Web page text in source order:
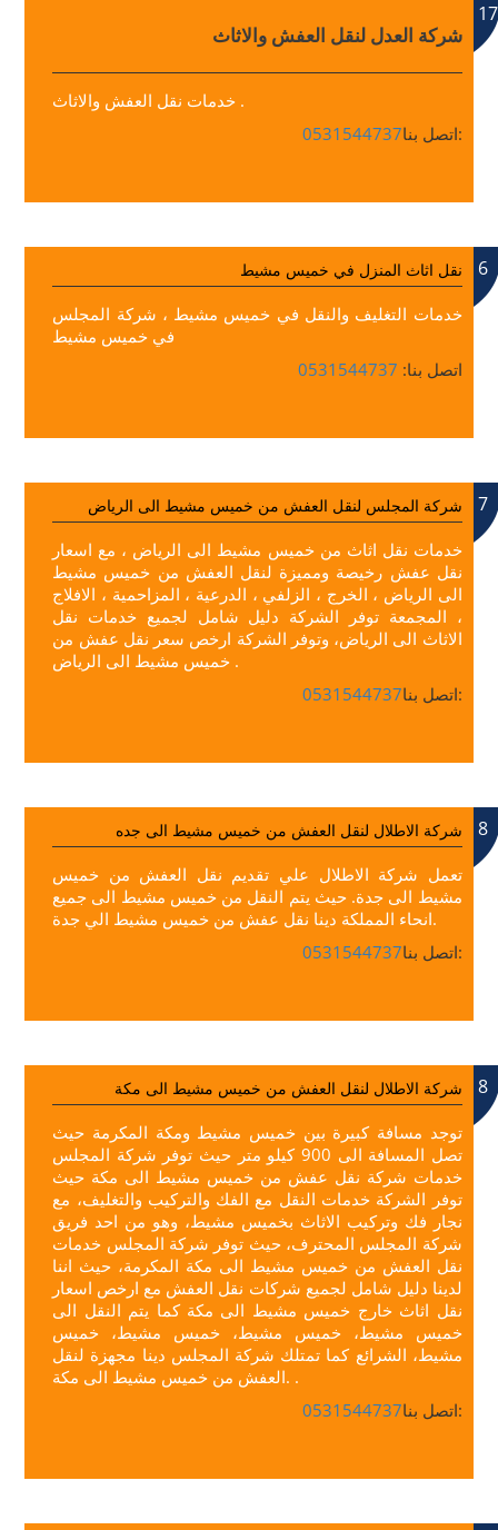
17
شركة العدل لنقل العفش والاثاث
خدمات نقل العفش والاثاث .
0531544737
اتصل بنا:
6 نقل اثاث المنزل في خميس مشيط
خدمات التغليف والنقل في خميس مشيط ، شركة المجلس
في خميس مشيط
اتصل بنا: 0531544737
7 شركة المجلس لنقل العفش من خميس مشيط الى الرياض
خدمات نقل اثاث من خميس مشيط الى الرياض ، مع اسعار
نقل عفش رخيصة ومميزة لنقل العفش من خميس مشيط
الى الرياض ، الخرج ، الزلفي ، الدرعية ، المزاحمية ، الافلاج
، المجمعة توفر الشركة دليل شامل لجميع خدمات نقل
الاثاث الى الرياض، وتوفر الشركة ارخص سعر نقل عفش من
خميس مشيط الى الرياض .
0531544737
اتصل بنا:
8 شركة الاطلال لنقل العفش من خميس مشيط الى جده
تعمل شركة الاطلال علي تقديم نقل العفش من خميس
مشيط الى جدة. حيث يتم النقل من خميس مشيط الى جميع
انحاء المملكة دينا نقل عفش من خميس مشيط الي جدة.
0531544737
اتصل بنا:
8 شركة الاطلال لنقل العفش من خميس مشيط الى مكة
توجد مسافة كبيرة بين خميس مشيط ومكة المكرمة حيث
تصل المسافة الى 900 كيلو متر حيث توفر شركة المجلس
خدمات شركة نقل عفش من خميس مشيط الى مكة حيث
توفر الشركة خدمات النقل مع الفك والتركيب والتغليف، مع
نجار فك وتركيب الاثاث بخميس مشيط، وهو من احد فريق
شركة المجلس المحترف، حيث توفر شركة المجلس خدمات
نقل العفش من خميس مشيط الى مكة المكرمة، حيث اننا
لدينا دليل شامل لجميع شركات نقل العفش مع ارخص اسعار
نقل اثاث خارج خميس مشيط الى مكة كما يتم النقل الى
خميس مشيط، خميس مشيط، خميس مشيط، خميس
مشيط، الشرائع كما تمتلك شركة المجلس دينا مجهزة لنقل
العفش من خميس مشيط الى مكة. .
0531544737
اتصل بنا: